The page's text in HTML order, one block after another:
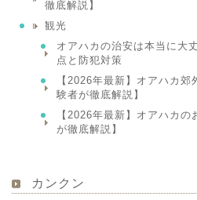
徹底解説】
観光
オアハカの治安は本当に大
点と防犯対策
【2026年最新】オアハカ
験者が徹底解説】
【2026年最新】オアハカ
が徹底解説】
カンクン